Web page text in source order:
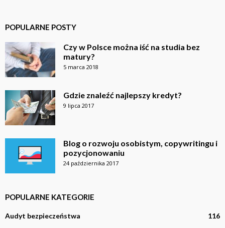
POPULARNE POSTY
Czy w Polsce można iść na studia bez
matury?
5 marca 2018
Gdzie znaleźć najlepszy kredyt?
9 lipca 2017
Blog o rozwoju osobistym, copywritingu i
pozycjonowaniu
24 października 2017
POPULARNE KATEGORIE
Audyt bezpieczeństwa
116